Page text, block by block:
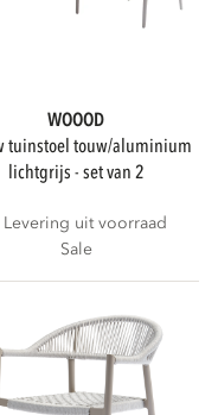
WOOOD
lichtgrijs - set van 2
Levering uit voorraad
Sale